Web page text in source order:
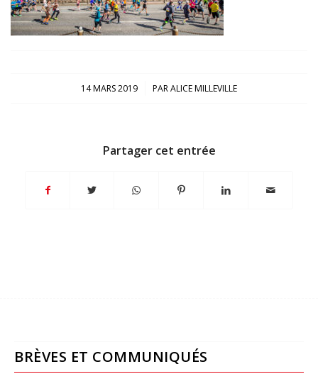
14 MARS 2019
/ PARALICE MILLEVILLE
Partager cet entrée
BRÈVES ET COMMUNIQUÉS